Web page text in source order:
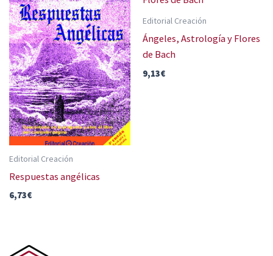
Editorial Creación
Respuestas angélicas
6,73€
Editorial Creación
Ángeles, Astrología y Flores
de Bach
9,13€